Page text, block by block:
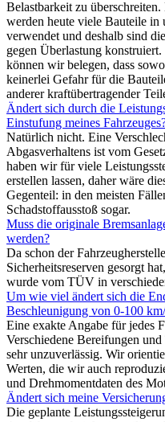
Belastbarkeit zu
werden heute viele Bauteile in
verwendet und deshalb sind
gegen Überlastung
können wir belegen, dass
keinerlei Gefahr für die
anderer kraftübertragender
Ändert sich durch die
Einstufung meines
Natürlich nicht. Eine
Abgasverhaltens ist vom
haben wir für viele
erstellen lassen, daher wäre
Gegenteil: in den meisten
Schadstoffausstoß sogar.
Muss die originale
werden?
Da schon der
Sicherheitsreserven gesorgt
wurde vom TÜV in
Um wie viel ändert sich die
Beschleunigung von 0-100
Eine exakte Angabe für jedes
Verschiedene Bereifungen
sehr unzuverlässig. Wir
Werten, die wir auch
und Drehmomentdaten des
Ändert sich meine
Die geplante